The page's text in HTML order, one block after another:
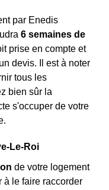
par Enedis
6 semaines de
prise en compte et
devis. Il est à noter
tous les
bien sûr la
s'occuper de votre
Le-Roi
de votre logement
à le faire raccorder